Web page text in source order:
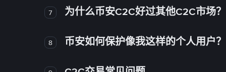
7 为什么币安C2C好过其他C2C市场？
8 币安如何保护像我这样的个人用户？